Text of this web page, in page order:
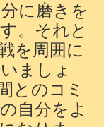
に磨きを
。それと
を周囲に
ましょ
とのコミ
自分をよ